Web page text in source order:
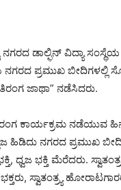
ನಗರದ ಡಾಲ್ಫಿನ್ ವಿದ್ಯಾ
ನಗರದ ಪ್ರಮುಖ ಬೀದಿಗಳಲ್ಲಿ
ಜಾಥಾ” ನಡೆಸಿದರು.
ಕಾರ್ಯಕ್ರಮ ನಡೆಯುವ
ಹಿಡಿದು ನಗರದ ಪ್ರಮುಖ
ಭಕ್ತಿ ಮೆರೆದರು.
ಸ್ವಾತಂತ್ರ್ಯ